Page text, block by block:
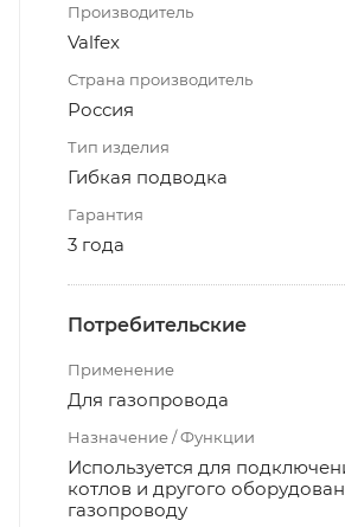
Производитель
Valfex
Страна производитель
Россия
Тип изделия
Гибкая подводка
Гарантия
3 года
Потребительские
Применение
Для газопровода
Назначение / Функции
Используется для
котлов и другого
газопроводу